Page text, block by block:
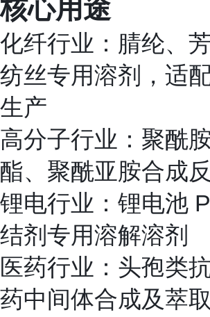
核心用途
化纤行业：腈纶、
纺丝专用溶剂，适
生产
高分子行业：聚酰
酯、聚酰亚胺合成
锂电行业：锂电池
结剂专用溶解溶剂
医药行业：头孢类
药中间体合成及萃